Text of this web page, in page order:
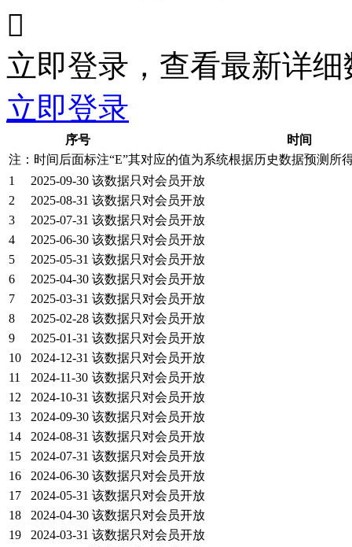

立即登录，查看最新详细
立即登录
序号
时间
注：时间后面标注“E”其对应的值为系统根据历史数据预测所
1
2025-09-30 该数据只对会员开放
2
2025-08-31 该数据只对会员开放
3
2025-07-31 该数据只对会员开放
4
2025-06-30 该数据只对会员开放
5
2025-05-31 该数据只对会员开放
6
2025-04-30 该数据只对会员开放
7
2025-03-31 该数据只对会员开放
8
2025-02-28 该数据只对会员开放
9
2025-01-31 该数据只对会员开放
10
2024-12-31 该数据只对会员开放
11
2024-11-30 该数据只对会员开放
12
2024-10-31 该数据只对会员开放
13
2024-09-30 该数据只对会员开放
14
2024-08-31 该数据只对会员开放
15
2024-07-31 该数据只对会员开放
16
2024-06-30 该数据只对会员开放
17
2024-05-31 该数据只对会员开放
18
2024-04-30 该数据只对会员开放
19
2024-03-31 该数据只对会员开放